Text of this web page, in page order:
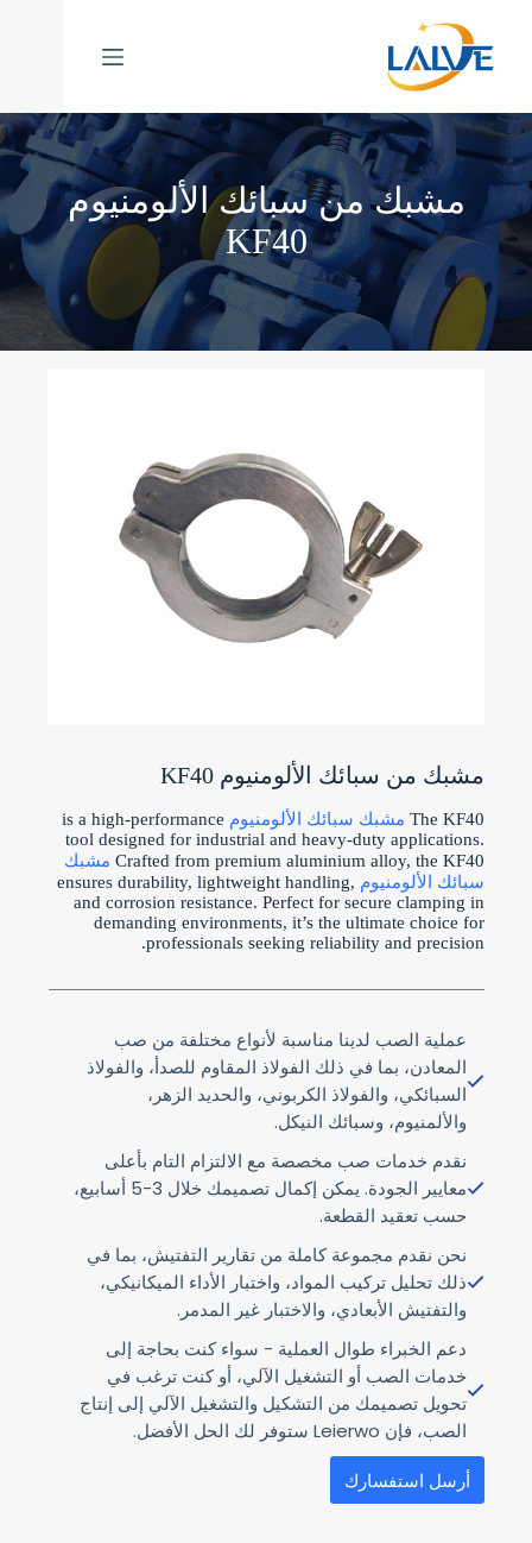
المحتوى
مشبك من سبائك الألومنيوم
KF40
مشبك من سبائك الألومنيوم KF40
The KF40 مشبك سبائك الألومنيوم is a high-performance
tool designed for industrial and heavy-duty applications.
Crafted from premium aluminium alloy, the KF40 مشبك
سبائك الألومنيوم ensures durability, lightweight handling,
and corrosion resistance. Perfect for secure clamping in
demanding environments, it’s the ultimate choice for
professionals seeking reliability and precision.
عملية الصب لدينا مناسبة لأنواع مختلفة من صب
المعادن، بما في ذلك الفولاذ المقاوم للصدأ، والفولاذ
السبائكي، والفولاذ الكربوني، والحديد الزهر،
والألمنيوم، وسبائك النيكل.
نقدم خدمات صب مخصصة مع الالتزام التام بأعلى
معايير الجودة. يمكن إكمال تصميمك خلال 3-5 أسابيع،
حسب تعقيد القطعة.
نحن نقدم مجموعة كاملة من تقارير التفتيش، بما في
ذلك تحليل تركيب المواد، واختبار الأداء الميكانيكي،
والتفتيش الأبعادي، والاختبار غير المدمر.
دعم الخبراء طوال العملية - سواء كنت بحاجة إلى
خدمات الصب أو التشغيل الآلي، أو كنت ترغب في
تحويل تصميمك من التشكيل والتشغيل الآلي إلى إنتاج
الصب، فإن Leierwo ستوفر لك الحل الأفضل.
أرسل استفسارك